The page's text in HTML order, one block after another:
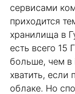
сервисами
приходится
хранилища в
есть всего 15
больше, чем
хватить, если
облаке. Но